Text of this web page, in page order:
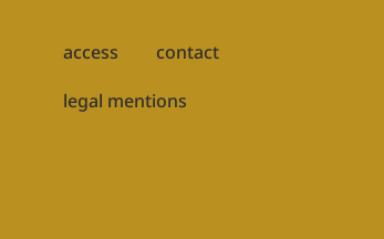
page
access
contact
legal mentions